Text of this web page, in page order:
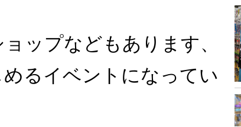
ップなどもあります、
るイベントになってい